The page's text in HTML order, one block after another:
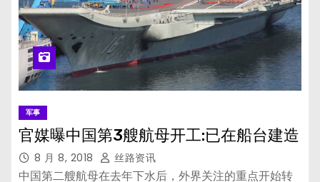
军事
官媒曝中国第3艘航母开工:已在船台建造
8 月 8, 2018 丝路资讯
中国第二艘航母在去年下水后，外界关注的重点开始转